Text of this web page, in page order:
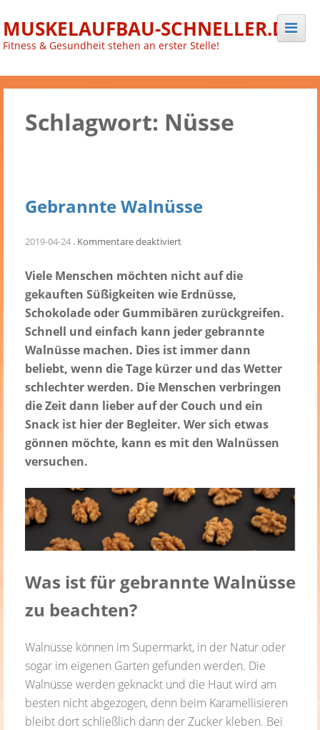
to
content
MUSKELAUFBAU-SCHNELLER.DE
Fitness & Gesundheit stehen an erster Stelle!
Schlagwort: Nüsse
Gebrannte Walnüsse
2019-04-24 . Kommentare deaktiviertfür
Walnüsse
Viele Menschen möchten nicht auf die
gekauften Süßigkeiten wie Erdnüsse,
Schokolade oder Gummibären zurückgreifen.
Schnell und einfach kann jeder gebrannte
Walnüsse machen. Dies ist immer dann
beliebt, wenn die Tage kürzer und das Wetter
schlechter werden. Die Menschen verbringen
die Zeit dann lieber auf der Couch und ein
Snack ist hier der Begleiter. Wer sich etwas
gönnen möchte, kann es mit den Walnüssen
versuchen.
Was ist für gebrannte Walnüsse
zu beachten?
Walnüsse können im Supermarkt, in der Natur oder
sogar im eigenen Garten gefunden werden. Die
Walnüsse werden geknackt und die Haut wird am
besten nicht abgezogen, denn beim Karamellisieren
bleibt dort schließlich dann der Zucker kleben. Bei